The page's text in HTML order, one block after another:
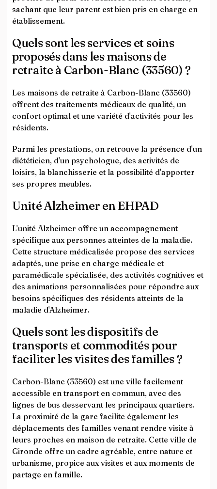
sachant que leur parent est bien pris en charge en
établissement.
Quels sont les services et soins
proposés dans les maisons de
retraite à Carbon-Blanc (33560) ?
Les maisons de retraite à Carbon-Blanc (33560)
offrent des traitements médicaux de qualité, un
confort optimal et une variété d'activités pour les
résidents.
Parmi les prestations, on retrouve la présence d'un
diététicien, d'un psychologue, des activités de
loisirs, la blanchisserie et la possibilité d'apporter
ses propres meubles.
Unité Alzheimer en EHPAD
L'unité Alzheimer offre un accompagnement
spécifique aux personnes atteintes de la maladie.
Cette structure médicalisée propose des services
adaptés, une prise en charge médicale et
paramédicale spécialisée, des activités cognitives et
des animations personnalisées pour répondre aux
besoins spécifiques des résidents atteints de la
maladie d'Alzheimer.
Quels sont les dispositifs de
transports et commodités pour
faciliter les visites des familles ?
Carbon-Blanc (33560) est une ville facilement
accessible en transport en commun, avec des
lignes de bus desservant les principaux quartiers.
La proximité de la gare facilite également les
déplacements des familles venant rendre visite à
leurs proches en maison de retraite. Cette ville de
Gironde offre un cadre agréable, entre nature et
urbanisme, propice aux visites et aux moments de
partage en famille.